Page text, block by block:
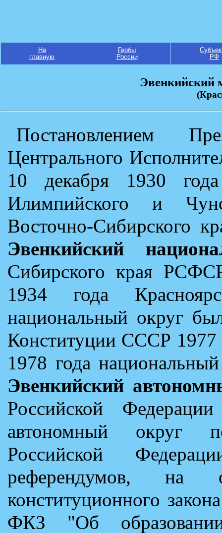
На
главную
Гербы
России
РФ
Эвенкийский
Постановлением
Центрального
10 декабря 1930
Илимпийского и
Восточно-Сибирского
Эвенкийский
Сибирского края
1934 года
национальный округ
Конституции СССР
1978 года
Эвенкийский
Российской
автономный округ
Российской
референдумов, на
конституционного
ФКЗ "Об